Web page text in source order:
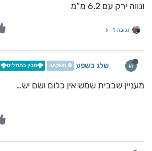
ונווה ירק עם 6.2 מ"מ
תגובה 1
ש שלג בשפע ❄️ משקיען 🌩️מבין במודלים🌩️
מעניין שבבית שמש אין כלום ושם יש…